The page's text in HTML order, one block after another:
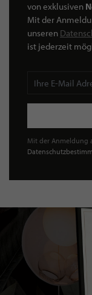
von exklusiven
Mit der
unseren
ist jederzeit
Mit der Anmeldung